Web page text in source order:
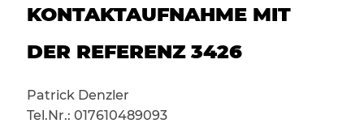
KONTAKTAUFNAHME MIT
DER REFERENZ 3426
Patrick Denzler
Tel.Nr.: 017610489093